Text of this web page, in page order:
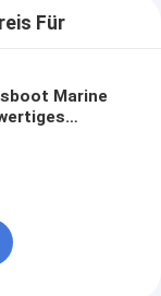
Für
Marine